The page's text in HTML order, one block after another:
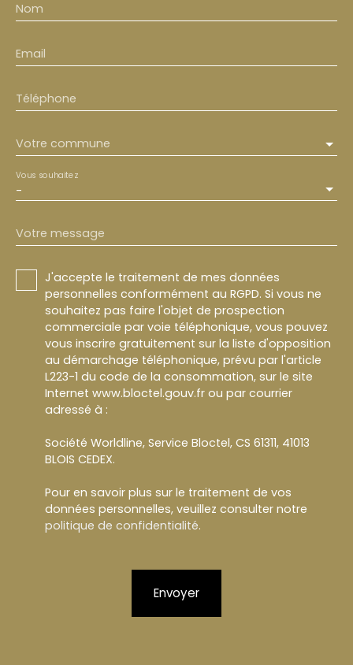
Nom
Email
Téléphone
Votre commune
-
Vous souhaitez
Votre message
J'accepte le traitement de mes données
personnelles conformément au RGPD. Si vous ne
souhaitez pas faire l'objet de prospection
commerciale par voie téléphonique, vous pouvez
vous inscrire gratuitement sur la liste d'opposition
au démarchage téléphonique, prévu par l'article
L223-1 du code de la consommation, sur le site
Internet www.bloctel.gouv.fr ou par courrier
adressé à :
Société Worldline, Service Bloctel, CS 61311, 41013
BLOIS CEDEX.
Pour en savoir plus sur le traitement de vos
données personnelles, veuillez consulter notre
politique de confidentialité.
Envoyer